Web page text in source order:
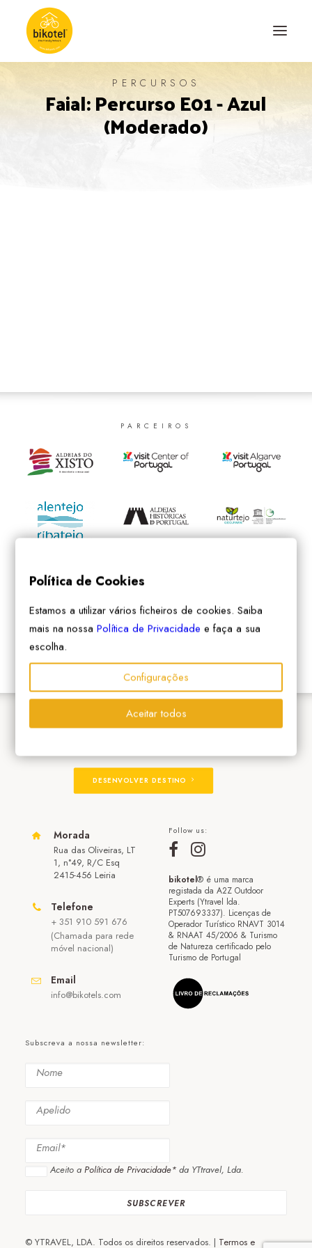
SOBRE NÓS
PERCURSOS
Faial: Percurso E01 - Azul
(Moderado)
PARCEIROS
DESENVOLVER DESTINO
Morada
Rua das Oliveiras, LT
1, n°49, R/C Esq
2415-456 Leiria
Telefone
+ 351 910 591 676
(Chamada para rede
móvel nacional)
Email
info@bikotels.com
Follow us:
bikotel® é uma marca
registada da A2Z Outdoor
Experts (Ytravel lda.
PT507693337). Licenças de
Operador Turístico RNAVT 3014
& RNAAT 45/2006 & Turismo
de Natureza certificado pelo
Turismo de Portugal
Subscreva a nossa newsletter:
Aceito a Política de Privacidade* da YTtravel, Lda.
© YTRAVEL, LDA. Todos os direitos reservados. | Termos e
Política de Cookies
Estamos a utilizar vários ficheiros de cookies. Saiba
mais na nossaPolítica de Privacidade e faça a sua
escolha.
Configurações
Aceitar todos